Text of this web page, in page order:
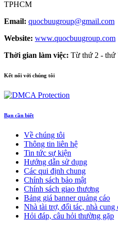
TPHCM
Email: quocbuugroup@gmail.com
Website: www.quocbuugroup.com
Thời gian làm việc: Từ thứ 2 - thứ
Kết nối với chúng tôi
Bạn cần biết
Về chúng tôi
Thông tin liên hệ
Tin tức sự kiện
Hướng dẫn sử dụng
Các qui định chung
Chính sách bảo mật
Chính sách giao thương
Bảng giá banner quảng cáo
Nhà tài trợ, đối tác, nhà cung
Hỏi đáp, câu hỏi thường gặp